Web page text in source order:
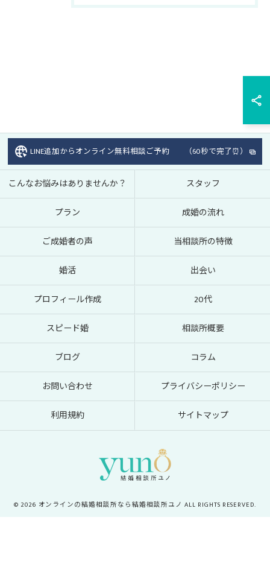
LINE追加からオンライン無料相談ご予約 （60秒で完了⏰）
こんなお悩みはありませんか？ スタッフ
プラン 成婚の流れ
ご成婚者の声 当相談所の特徴
婚活 出会い
プロフィール作成 20代
スピード婚 相談所概要
ブログ コラム
お問い合わせ プライバシーポリシー
利用規約 サイトマップ
© 2026 オンラインの結婚相談所なら結婚相談所ユノ ALL RIGHTS RESERVED.